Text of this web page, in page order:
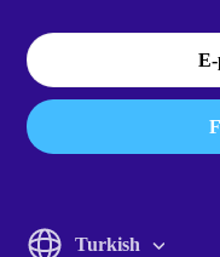
Turkish